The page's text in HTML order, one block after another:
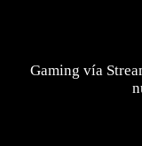
Gaming vía